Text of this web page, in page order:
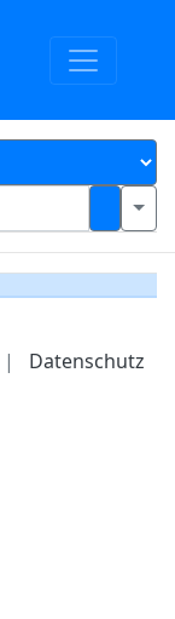
| Datenschutz